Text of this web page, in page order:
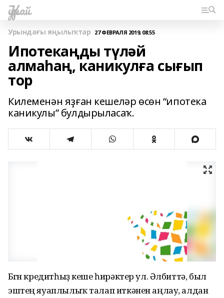
Ҡурай
Урындағы яңылыҡтар 27 ФЕВРАЛЯ 2019, 08:55
Ипотекаңды түләй
алмаһаң, каникулға сығып
тор
Килеменән яҙған кешеләр өсөн “ипотека
каникулы” булдырыласаҡ.
Бөгөн кредитһыҙ кеше һирәктер ул. Әлбиттә, был
эштең яуаплылыҡ талап иткәнен аңлау, алдан